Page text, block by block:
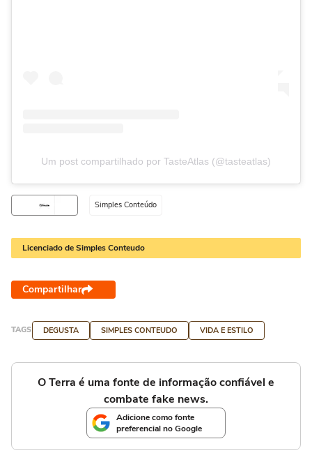
Um post compartilhado por TasteAtlas (@tasteatlas)
Simples Conteúdo
Licenciado de Simples Conteudo
Compartilhar
TAGS DEGUSTA SIMPLES CONTEUDO VIDA E ESTILO
O Terra é uma fonte de informação confiável e
combate fake news.
Adicione como fonte
preferencial no Google